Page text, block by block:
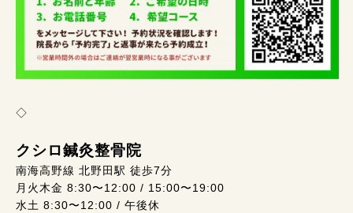
◇
クシロ鍼灸整骨院
南海高野線 北野田駅 徒歩7分
月火木金 8:30〜12:00 / 15:00〜19:00
水土 8:30〜12:00 / 午後休